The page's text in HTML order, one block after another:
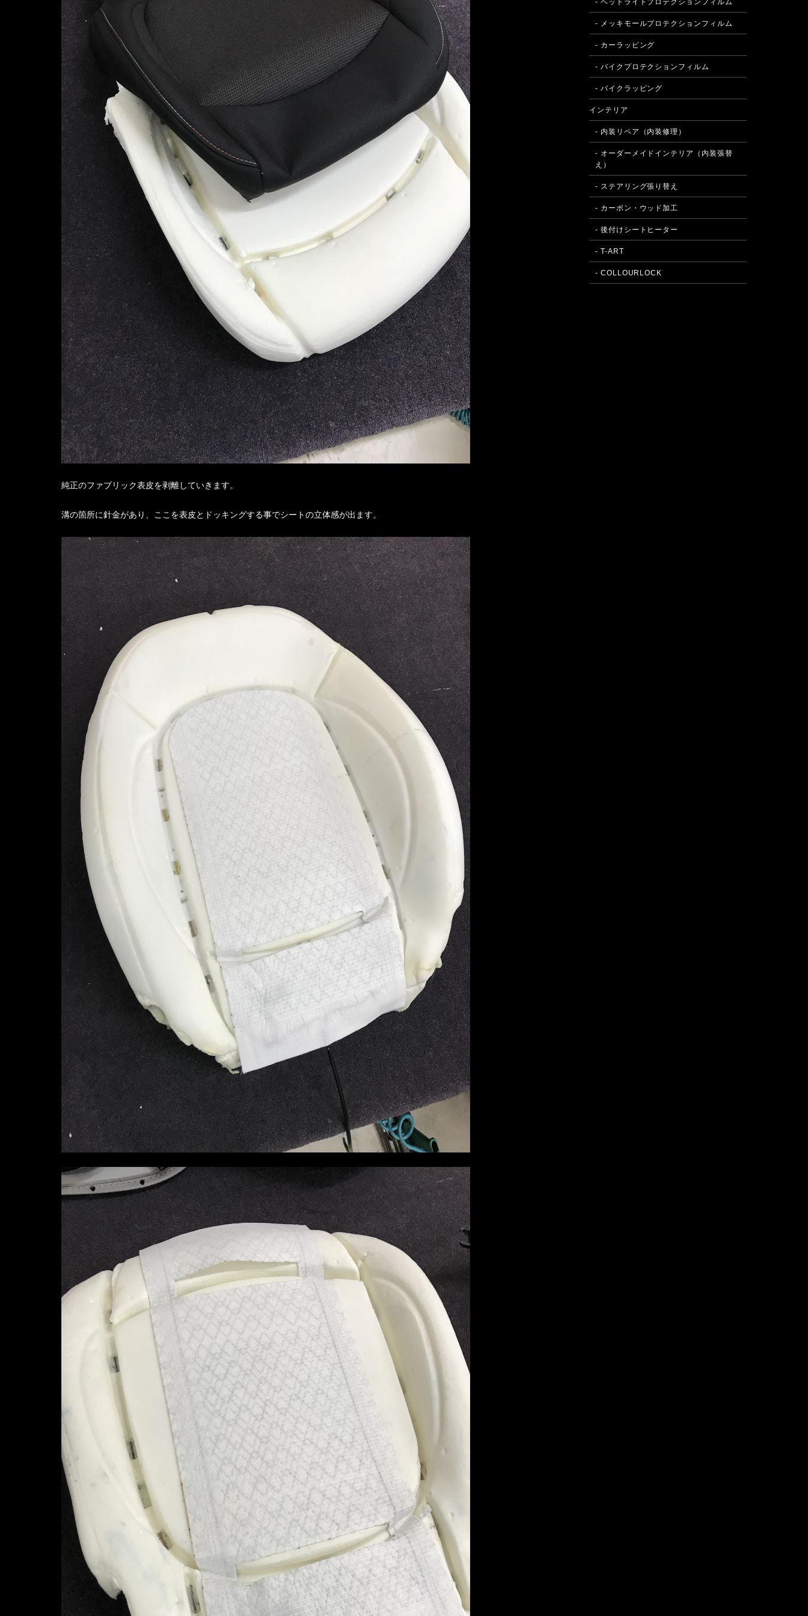
純正のファブリック表皮を剥離していきます。
溝の箇所に針金があり、ここを表皮とドッキングする事でシートの立体感が出ます。
- ヘッドライトプロテクションフィルム
- メッキモールプロテクションフィルム
- カーラッピング
- バイクプロテクションフィルム
- バイクラッピング
インテリア
- 内装リペア（内装修理）
- オーダーメイドインテリア（内装張替
え）
- ステアリング張り替え
- カーボン・ウッド加工
- 後付けシートヒーター
- T-ART
- COLLOURLOCK